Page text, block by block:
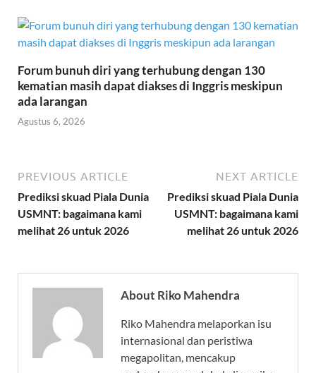
Forum bunuh diri yang terhubung dengan 130
kematian masih dapat diakses di Inggris meskipun
ada larangan
Agustus 6, 2026
PREVIOUS ARTICLE
Prediksi skuad Piala Dunia
USMNT: bagaimana kami
melihat 26 untuk 2026
NEXT ARTICLE
Prediksi skuad Piala Dunia
USMNT: bagaimana kami
melihat 26 untuk 2026
About Riko Mahendra
Riko Mahendra melaporkan isu
internasional dan peristiwa
megapolitan, mencakup